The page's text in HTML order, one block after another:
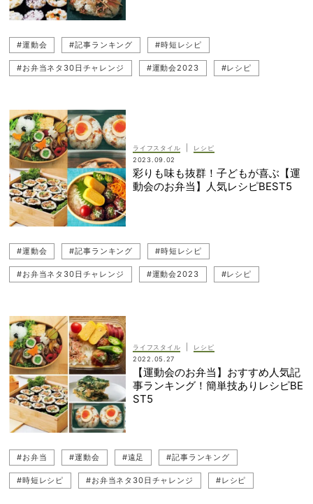
#運動会 #記事ランキング #時短レシピ
#お弁当ネタ30日チャレンジ #運動会2023 #レシピ
ライフスタイル
レシピ
2023.09.02
彩りも味も抜群！子どもが喜ぶ【運
動会のお弁当】人気レシピBEST5
#運動会 #記事ランキング #時短レシピ
#お弁当ネタ30日チャレンジ #運動会2023 #レシピ
ライフスタイル
レシピ
2022.05.27
【運動会のお弁当】おすすめ人気記
事ランキング！簡単技ありレシピBE
ST5
#お弁当 #運動会 #遠足 #記事ランキング
#時短レシピ #お弁当ネタ30日チャレンジ #レシピ